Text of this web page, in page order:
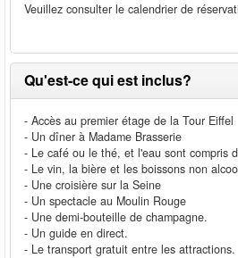
Veuillez consulter le calendrier de
Qu'est-ce qui est inclus?
- Accès au premier étage de la Tour Eiffel
- Un dîner à Madame Brasserie
- Le café ou le thé, et l'eau sont compris
- Le vin, la bière et les boissons non
- Une croisière sur la Seine
- Un spectacle au Moulin Rouge
- Une demi-bouteille de champagne.
- Un guide en direct.
- Le transport gratuit entre les attractions.